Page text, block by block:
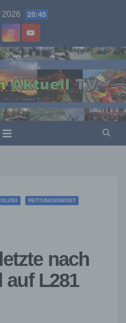
2026 20:45
RETTUNGSDIENST
nach
L281